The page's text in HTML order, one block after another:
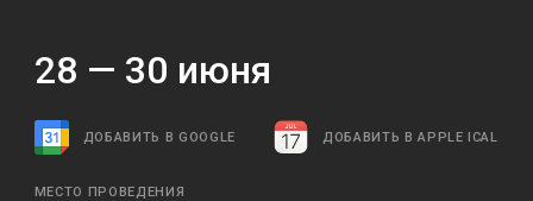
28 — 30 июня
ДОБАВИТЬ В GOOGLE ДОБАВИТЬ В APPLE ICAL
МЕСТО ПРОВЕДЕНИЯ